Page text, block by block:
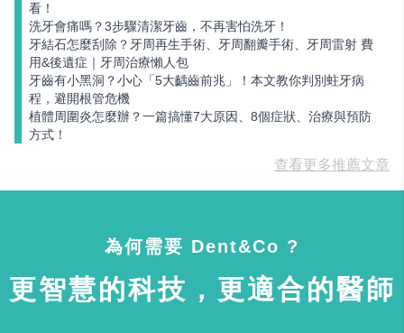
看！
洗牙會痛嗎？3步驟清潔牙齒，不再害怕洗牙！
牙結石怎麼刮除？牙周再生手術、牙周翻瓣手術、牙周雷射 費
用&後遺症｜牙周治療懶人包
牙齒有小黑洞？小心「5大齲齒前兆」！本文教你判別蛀牙病
程，避開根管危機
植體周圍炎怎麼辦？一篇搞懂7大原因、8個症狀、治療與預防
方式！
查看更多推薦文章
為何需要 Dent&Co ?
更智慧的科技，更適合的醫師